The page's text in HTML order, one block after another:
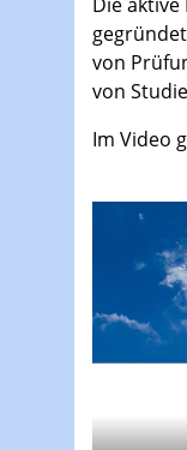
von
von
Im Video